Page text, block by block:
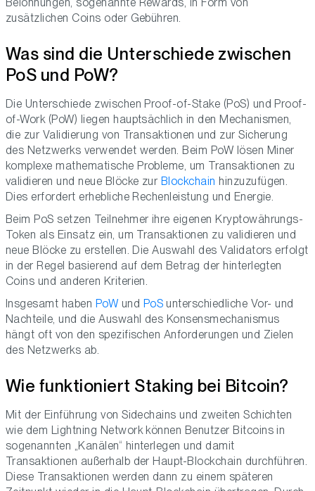
zusätzlichen Coins oder Gebühren.
Was sind die Unterschiede zwischen
PoS und PoW?
Die Unterschiede zwischen Proof-of-Stake (PoS) und Proof-
of-Work (PoW) liegen hauptsächlich in den Mechanismen,
die zur Validierung von Transaktionen und zur Sicherung
des Netzwerks verwendet werden. Beim PoW lösen Miner
komplexe mathematische Probleme, um Transaktionen zu
validieren und neue Blöcke zur Blockchain hinzuzufügen.
Dies erfordert erhebliche Rechenleistung und Energie.
Beim PoS setzen Teilnehmer ihre eigenen Kryptowährungs-
Token als Einsatz ein, um Transaktionen zu validieren und
neue Blöcke zu erstellen. Die Auswahl des Validators erfolgt
in der Regel basierend auf dem Betrag der hinterlegten
Coins und anderen Kriterien.
Insgesamt haben PoW und PoS unterschiedliche Vor- und
Nachteile, und die Auswahl des Konsensmechanismus
hängt oft von den spezifischen Anforderungen und Zielen
des Netzwerks ab.
Wie funktioniert Staking bei Bitcoin?
Mit der Einführung von Sidechains und zweiten Schichten
wie dem Lightning Network können Benutzer Bitcoins in
sogenannten „Kanälen“ hinterlegen und damit
Transaktionen außerhalb der Haupt-Blockchain durchführen.
Diese Transaktionen werden dann zu einem späteren